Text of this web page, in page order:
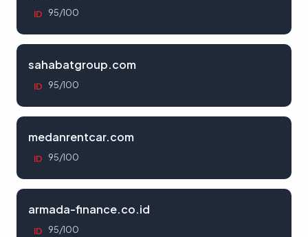
ID 95/100
sahabatgroup.com
ID 95/100
medanrentcar.com
ID 95/100
armada-finance.co.id
ID 95/100